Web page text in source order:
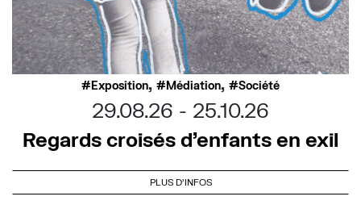
Exposition, Médiation, Société
29.08.26
25.10.26
Regards croisés d’enfants en exil
PLUS D'INFOS